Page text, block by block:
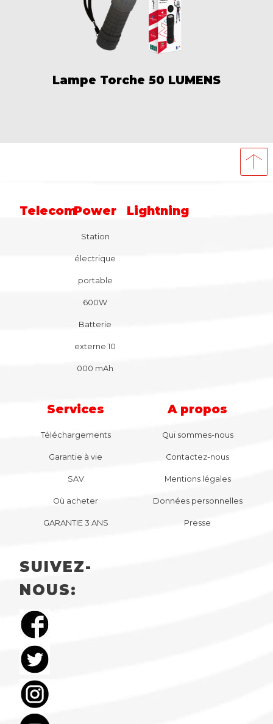
Lampe Torche 50 LUMENS
TelecomPower
Station
électrique
portable
600W
Batterie
externe 10
000 mAh
Lightning
Services
Téléchargements
Garantie à vie
SAV
Où acheter
GARANTIE 3 ANS
A propos
Qui sommes-nous
Contactez-nous
Mentions légales
Données personnelles
Presse
SUIVEZ-
NOUS: